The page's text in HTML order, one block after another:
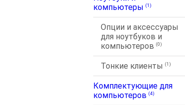
компьютеры (1)
Опции и аксессуары
для ноутбуков и
компьютеров (0)
Тонкие клиенты (1)
Комплектующие для
компьютеров (4)